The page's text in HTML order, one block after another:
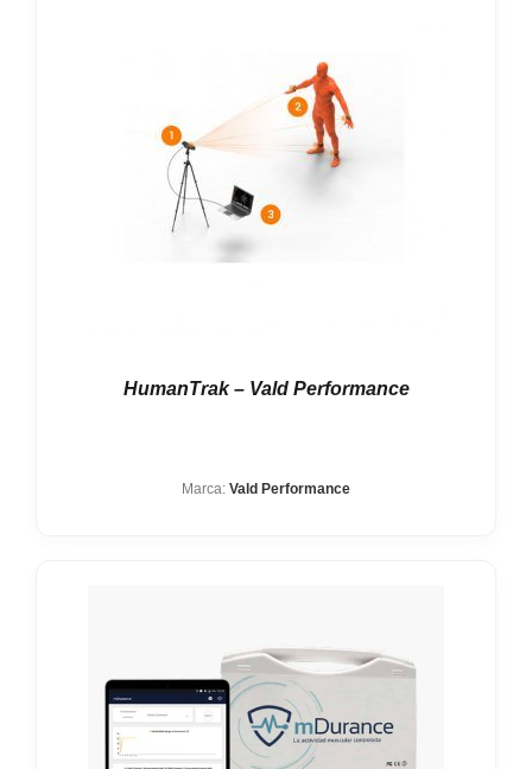
HumanTrak – Vald Performance
Marca: Vald Performance